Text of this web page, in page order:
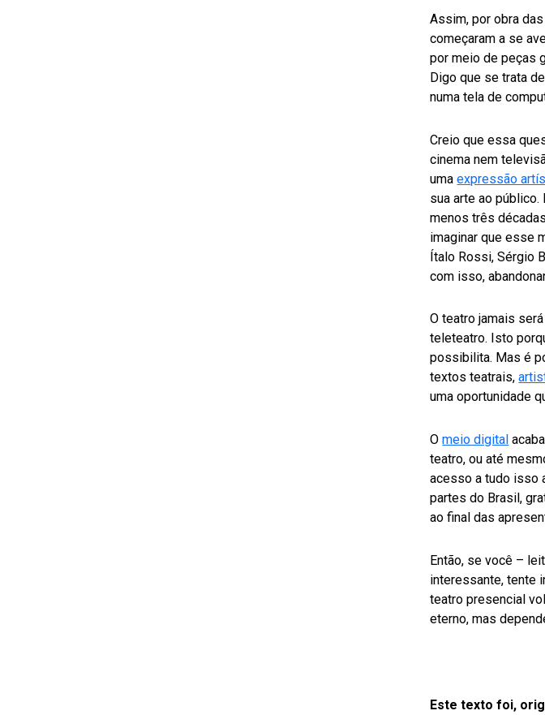
Assim, por obra
começaram a se
por meio de peças
Digo que se trata
numa tela de
Creio que essa
cinema nem
umaexpressão
sua arte ao
menos três
imaginar que esse
Ítalo Rossi, Sérgio
com isso,
O teatro jamais
teleteatro. Isto
possibilita. Mas é
textos teatrais,
uma oportunidade
Omeio digital
teatro, ou até
acesso a tudo isso
partes do Brasil,
ao final das
Então, se você –
interessante, tente
teatro presencial
eterno, mas
Este texto foi,